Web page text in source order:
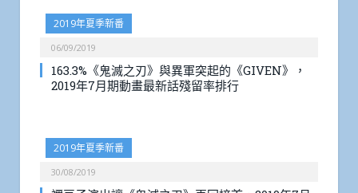
2019年夏季新番
06/09/2019
163.3%《鬼滅之刃》與異軍突起的《GIVEN》，
2019年7月期動畫最新話殘留率排行
2019年夏季新番
30/08/2019